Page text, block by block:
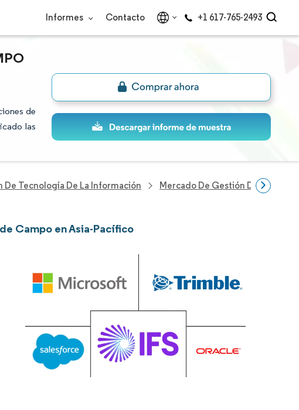
Informes Contacto +1 617-765-2493
de
las
De Tecnología De La Información Mercado De Gestión De
Campo en Asia-Pacífico